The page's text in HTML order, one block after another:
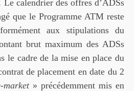
calendrier des offres d’ADSs
que le Programme ATM reste
aux stipulations du
brut maximum des ADSs
le cadre de la mise en place du
de placement en date du 2
market» précédemment mis en